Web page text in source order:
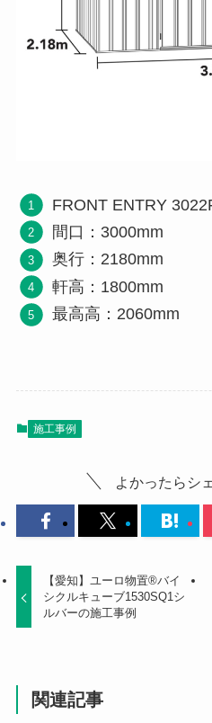
FRONT ENTRY
間口：3000mm
奥行：2180mm
軒高：1800mm
最高高：2060mm
施工事例
よかったらシ
【愛知】ユーロ物置®バイ
シクルキューブ1530SQ1シ
ルバーの施工事例
関連記事